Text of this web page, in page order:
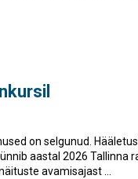
on selgunud.
aastal 2026 Tallinna
avamisajast ...